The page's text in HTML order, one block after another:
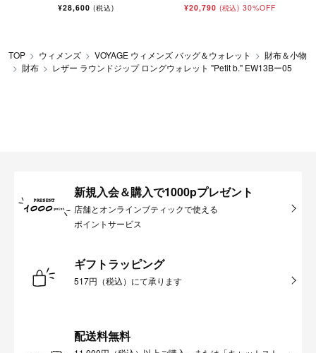
¥28,600 (税込) ¥20,790 (税込) 30%OFF
TOP ウィメンズ VOYAGE ウィメンズ バッグ＆ウォレット
財布＆小物
財布
レザー ラウンドジップ ロングウォレット "Petit b." EW13Bー05
新規入会＆購入で1000pプレゼント
店舗とオンラインブティックで使える
ポイントサービス
ギフトラッピング
517円（税込）にて承ります
配送料無料